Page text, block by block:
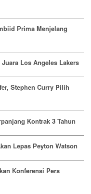
Prima Menjelang
Los Angeles Lakers
Stephen Curry Pilih
Kontrak 3 Tahun
Lepas Peyton Watson
Konferensi Pers